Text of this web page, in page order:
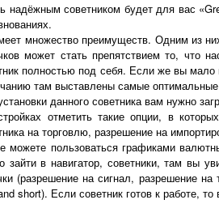
надёжным советником будет для вас
множество преимуществ. Одним из
может стать препятствием то, что
полностью под себя. Если же вы мало
там выставлены самые оптимальные
данного советника вам нужно
отметить такие опции, в
на торговлю, разрешение на
можете пользоваться графиками
зайти в навигатор, советники, там вы
(разрешение на сигнал, разрешение
short). Если советник готов к работе,